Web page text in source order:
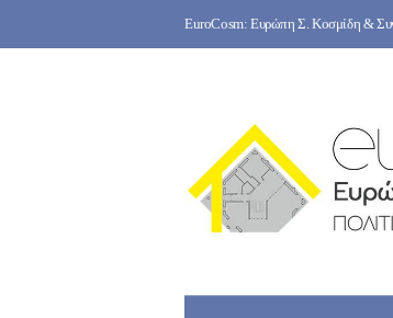
to
EuroCosm: Ευρώπη Σ. Κοσμίδη &